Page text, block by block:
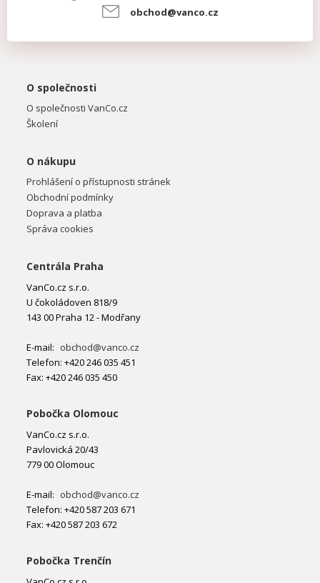
obchod@vanco.cz
O společnosti
O společnosti VanCo.cz
Školení
O nákupu
Prohlášení o přístupnosti stránek
Obchodní podmínky
Doprava a platba
Správa cookies
Centrála Praha
VanCo.cz s.r.o.
U čokoládoven 818/9
143 00 Praha 12 - Modřany
E-mail: obchod@vanco.cz
Telefon: +420 246 035 451
Fax: +420 246 035 450
Pobočka Olomouc
VanCo.cz s.r.o.
Pavlovická 20/43
779 00 Olomouc
E-mail: obchod@vanco.cz
Telefon: +420 587 203 671
Fax: +420 587 203 672
Pobočka Trenčín